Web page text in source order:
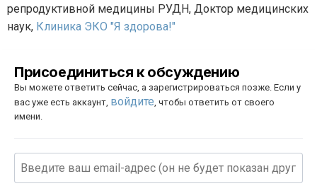
репродуктивной медицины РУДН, Доктор медицинских
наук, Клиника ЭКО "Я здорова!"
Присоединиться к обсуждению
Вы можете ответить сейчас, а зарегистрироваться позже. Если у
вас уже есть аккаунт, войдите, чтобы ответить от своего
имени.